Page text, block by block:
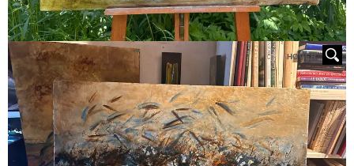
HOVER